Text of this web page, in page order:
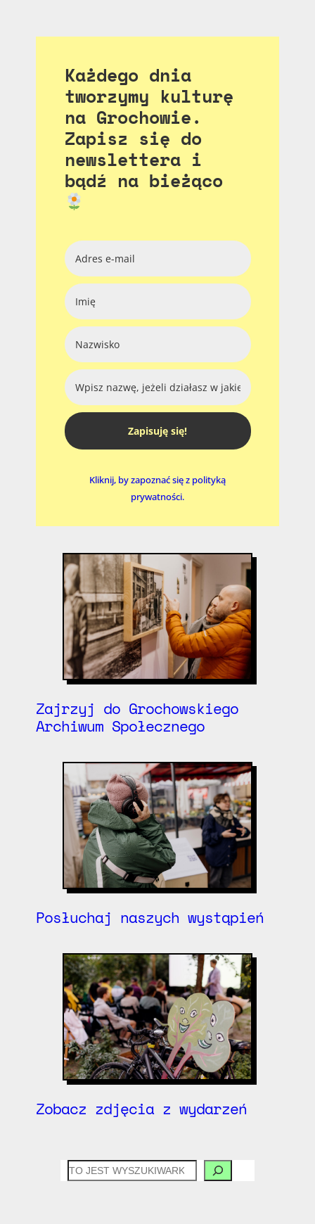
Każdego dnia
tworzymy kulturę
na Grochowie.
Zapisz się do
newslettera i
bądź na bieżąco
Zapisuję się!
Kliknij, by zapoznać się z polityką
prywatności.
Zajrzyj do Grochowskiego
Archiwum Społecznego
Posłuchaj naszych wystąpień
Zobacz zdjęcia z wydarzeń
CZEGO
SZUKASZ?